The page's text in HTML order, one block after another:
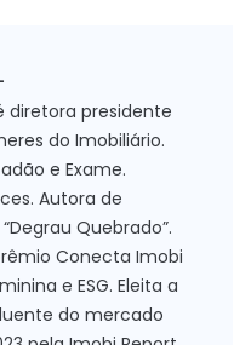
diretora presidente
do Imobiliário.
e Exame.
Autora de
Quebrado”.
Conecta Imobi
e ESG. Eleita a
do mercado